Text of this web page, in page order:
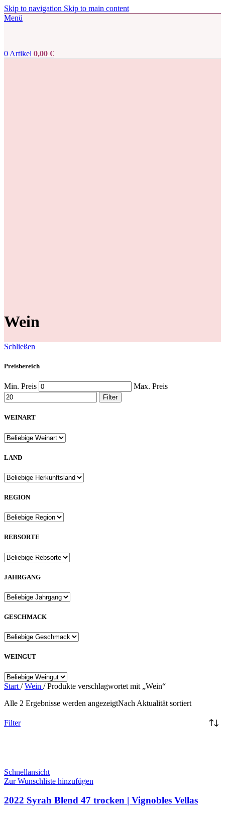
Skip to navigation Skip to main content
Menü
0 Artikel 0,00 €
Wein
Schließen
Preisbereich
Min. Preis Max. Preis
Filter
WEINART
LAND
REGION
REBSORTE
JAHRGANG
GESCHMACK
WEINGUT
Start / Wein / Produkte verschlagwortet mit „Wein“
Alle 2 Ergebnisse werden angezeigtNach Aktualität sortiert
Filter
Schnellansicht
Zur Wunschliste hinzufügen
2022 Syrah Blend 47 trocken | Vignobles Vellas